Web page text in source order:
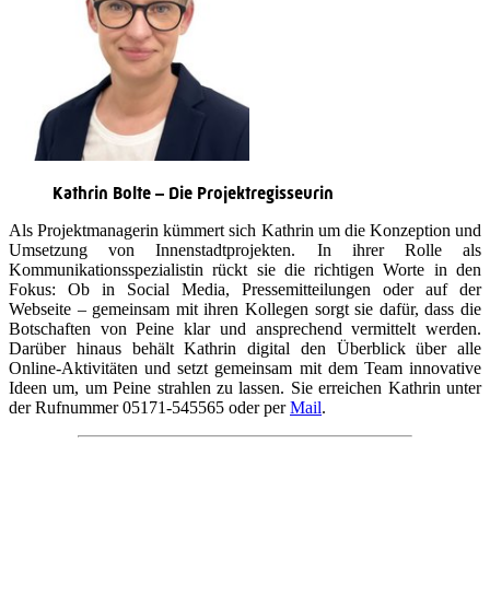
Kathrin Bolte – Die Projektregisseurin
Als Projektmanagerin kümmert sich Kathrin um die Konzeption und
Umsetzung von Innenstadtprojekten. In ihrer Rolle als
Kommunikationsspezialistin rückt sie die richtigen Worte in den
Fokus: Ob in Social Media, Pressemitteilungen oder auf der
Webseite – gemeinsam mit ihren Kollegen sorgt sie dafür, dass die
Botschaften von Peine klar und ansprechend vermittelt werden.
Darüber hinaus behält Kathrin digital den Überblick über alle
Online-Aktivitäten und setzt gemeinsam mit dem Team innovative
Ideen um, um Peine strahlen zu lassen. Sie erreichen Kathrin unter
der Rufnummer 05171-545565 oder perMail.